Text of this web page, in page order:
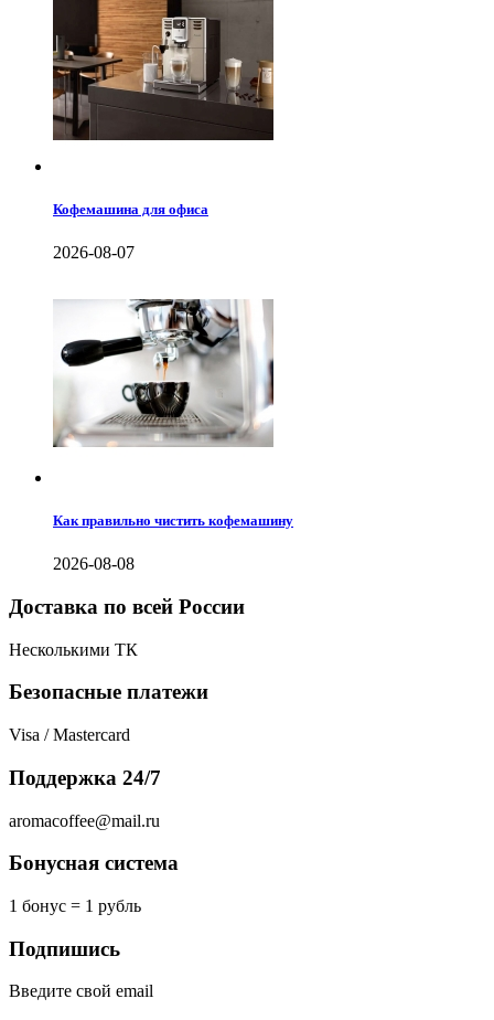
Кофемашина для офиса
2026-08-07
Как правильно чистить кофемашину
2026-08-08
Доставка по всей России
Несколькими ТК
Безопасные платежи
Visa / Mastercard
Поддержка 24/7
aromacoffee@mail.ru
Бонусная система
1 бонус = 1 рубль
Подпишись
Введите свой email